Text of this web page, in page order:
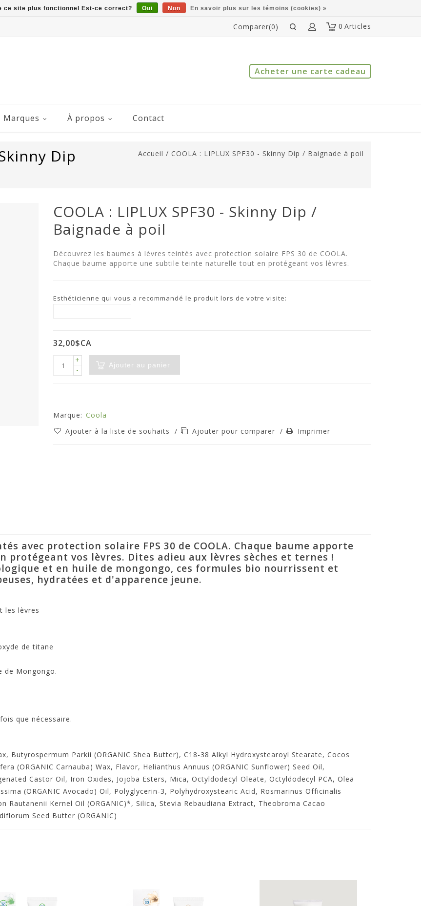
0 Articles
Comparer(0)
Acheter une carte cadeau
Marques À propos Contact
Dip
Accueil / COOLA : LIPLUX SPF30 - Skinny Dip / Baignade à poil
COOLA : LIPLUX SPF30 - Skinny Dip /
Baignade à poil
Découvrez les baumes à lèvres teintés avec protection solaire FPS 30 de COOLA.
Chaque baume apporte une subtile teinte naturelle tout en protégeant vos lèvres.
Esthéticienne qui vous a recommandé le produit lors de votre visite:
32,00$CA
+
-
Ajouter au panier
Marque: Coola
Ajouter à la liste de souhaits
/ Ajouter pour comparer / Imprimer
avec protection solaire FPS 30 de COOLA. Chaque baume apporte
vos lèvres. Dites adieu aux lèvres sèches et ternes !
et en huile de mongongo, ces formules bio nourrissent et
hydratées et d'apparence jeune.
les lèvres
de titane
de Mongongo.
que nécessaire.
Butyrospermum Parkii (ORGANIC Shea Butter), C18-38 Alkyl Hydroxystearoyl Stearate, Cocos
(ORGANIC Carnauba) Wax, Flavor, Helianthus Annuus (ORGANIC Sunflower) Seed Oil,
Castor Oil, Iron Oxides, Jojoba Esters, Mica, Octyldodecyl Oleate, Octyldodecyl PCA, Olea
(ORGANIC Avocado) Oil, Polyglycerin-3, Polyhydroxystearic Acid, Rosmarinus Officinalis
Rautanenii Kernel Oil (ORGANIC)*, Silica, Stevia Rebaudiana Extract, Theobroma Cacao
Seed Butter (ORGANIC)
ce site plus fonctionnel Est-ce correct? Oui Non En savoir plus sur les témoins (cookies) »